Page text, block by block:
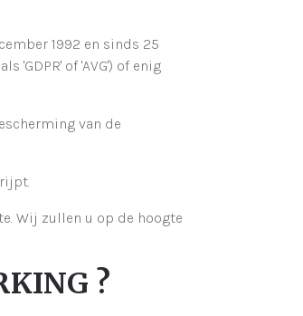
1992 en sinds 25
'GDPR' of 'AVG') of enig
van de
Wij zullen u op de hoogte
?